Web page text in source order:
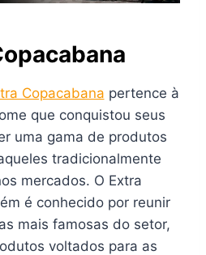
Copacabana pertence à
que conquistou seus
uma gama de produtos
tradicionalmente
mercados. O Extra
é conhecido por reunir
mais famosas do setor,
voltados para as